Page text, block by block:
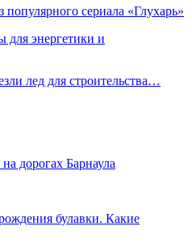
сериала «Глухарь»
для энергетики и
лед для строительства…
дорогах Барнаула
булавки. Какие